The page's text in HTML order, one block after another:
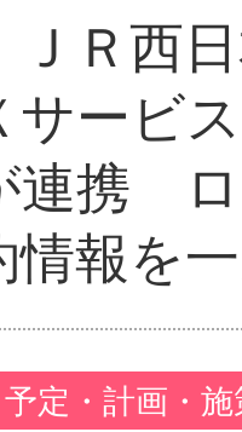
ＪＲ西
ービ
連携
情報を
予定・計画・